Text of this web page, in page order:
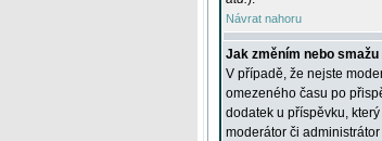
Návrat nahoru
Jak změním nebo
V případě, že nejste
omezeného času po
dodatek u příspěvku,
moderátor či